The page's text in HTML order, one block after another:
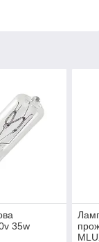
35w